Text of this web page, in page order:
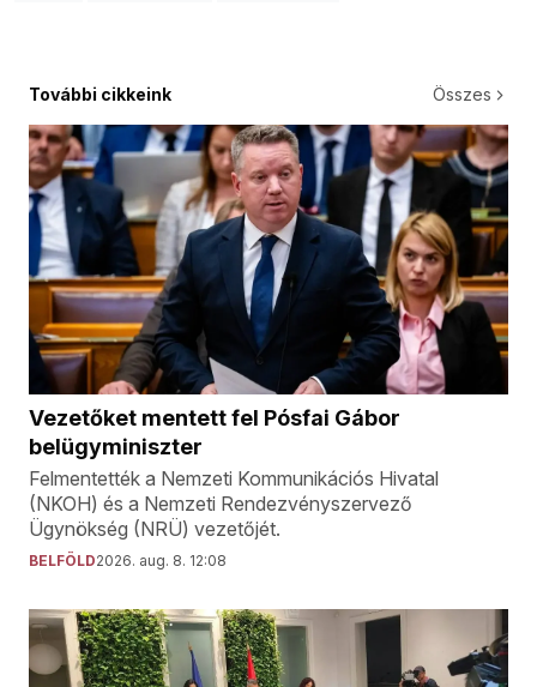
További cikkeink Összes
Vezetőket mentett fel Pósfai Gábor
belügyminiszter
Felmentették a Nemzeti Kommunikációs Hivatal
(NKOH) és a Nemzeti Rendezvényszervező
Ügynökség (NRÜ) vezetőjét.
BELFÖLD2026. aug. 8. 12:08